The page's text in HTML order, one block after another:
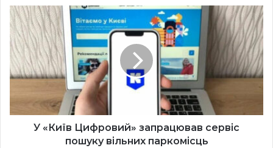
У
«Київ
Цифровий»
запрацював
сервіс
пошуку
паркомісць
У «Київ Цифровий» запрацював сервіс
пошуку вільних паркомісць